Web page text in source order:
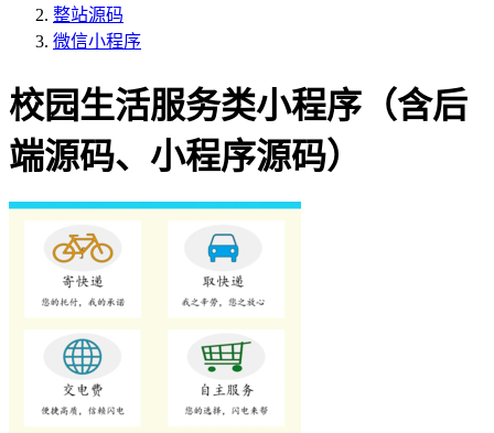
整站源码
微信小程序
校园生活服务类小程序（含后
端源码、小程序源码）